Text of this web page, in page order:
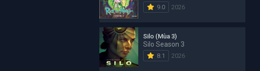
9.0 2026
Silo (Mùa 3)
Silo Season 3
8.1 2026